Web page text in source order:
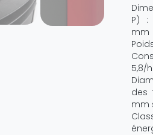
P) :
mm
5,8/h
des
mm